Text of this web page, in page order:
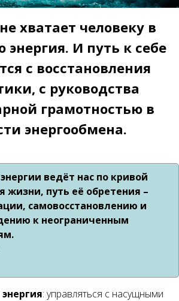
хватает человеку в
энергия. И путь к себе
с восстановления
с руководства
грамотностью в
энергообмена.
ведёт нас по кривой
жизни, путь её обретения –
самовосстановлению и
к неограниченным
энергия: управляться с насущными